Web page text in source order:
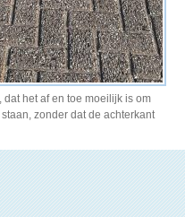
het af en toe moeilijk is om
zonder dat de achterkant